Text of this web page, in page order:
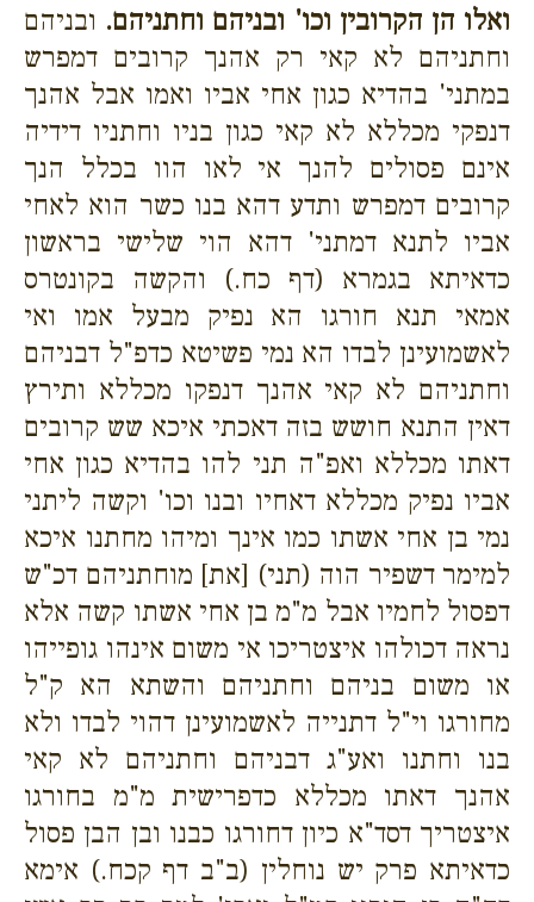
ואלו הן הקרובין וכו' ובניהם וחתניהם. ובניהם
וחתניהם לא קאי רק אהנך קרובים דמפרש
במתני' בהדיא כגון אחי אביו ואמו אבל אהנך
דנפקי מכללא לא קאי כגון בניו וחתניו דידיה
אינם פסולים להנך אי לאו הוו בכלל הנך
קרובים דמפרש ותדע דהא בנו כשר הוא לאחי
אביו לתנא דמתני' דהא הוי שלישי בראשון
כדאיתא בגמרא (דף כח.) והקשה בקונטרס
אמאי תנא חורגו הא נפיק מבעל אמו ואי
לאשמועינן לבדו הא נמי פשיטא כדפ"ל דבניהם
וחתניהם לא קאי אהנך דנפקו מכללא ותירץ
דאין התנא חושש בזה דאכתי איכא שש קרובים
דאתו מכללא ואפ"ה תני להו בהדיא כגון אחי
אביו נפיק מכללא דאחיו ובנו וכו' וקשה ליתני
נמי בן אחי אשתו כמו אינך ומיהו מחתנו איכא
למימר דשפיר הוה (תני) [את] מוחתניהם דכ"ש
דפסול לחמיו אבל מ"מ בן אחי אשתו קשה אלא
נראה דכולהו איצטריכו אי משום אינהו גופייהו
או משום בניהם וחתניהם והשתא הא ק"ל
מחורגו וי"ל דתנייה לאשמועינן דהוי לבדו ולא
בנו וחתנו ואע"ג דבניהם וחתניהם לא קאי
אהנך דאתו מכללא כדפרישית מ"מ בחורגו
איצטריך דסד"א כיון דחורגו כבנו ובן הבן פסול
כדאיתא פרק יש נוחלין (ב"ב דף קכח.) אימא